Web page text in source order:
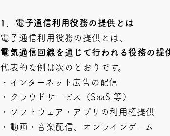
1
．電子通信利用役務の提供とは
電子通信利用役務の提供とは、
電気通信回線を通じて行われる役務の提
代表的な例は次のとおりです。
・インターネット広告の配信
・クラウドサービス（SaaS 等）
・ソフトウェア・アプリの利用権提供
・動画・音楽配信、オンラインゲーム